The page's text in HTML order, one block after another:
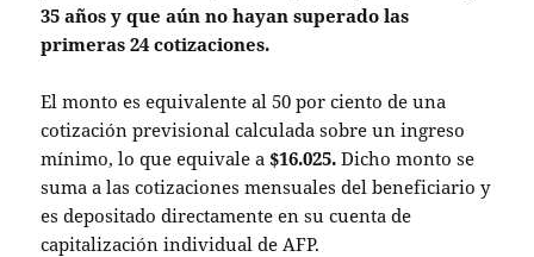
35 años y que aún no hayan superado las
primeras 24 cotizaciones.
El monto es equivalente al 50 por ciento de una
cotización previsional calculada sobre un ingreso
mínimo, lo que equivale a$16.025.Dicho monto se
suma a las cotizaciones mensuales del beneficiario y
es depositado directamente en su cuenta de
capitalización individual de AFP.